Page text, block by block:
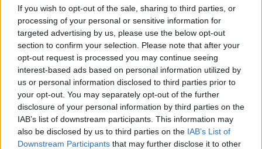
If you wish to opt-out of the sale, sharing to third parties, or
processing of your personal or sensitive information for
targeted advertising by us, please use the below opt-out
section to confirm your selection. Please note that after your
opt-out request is processed you may continue seeing
interest-based ads based on personal information utilized by
us or personal information disclosed to third parties prior to
your opt-out. You may separately opt-out of the further
disclosure of your personal information by third parties on the
IAB’s list of downstream participants. This information may
also be disclosed by us to third parties on the IAB’s List of
Downstream Participants that may further disclose it to other
κ. Τιμόθεου το διήμερο 8 & 9 Αυγούστου
7 Αυγούστου 2026, 15:07
Άνοιξε η πρόσκληση από την Περιφέρεια
Θεσσαλίας προς το Δήμο Παλαμά για
πρόδρομα έργα πριν την μετεγκατάσταση
της Μεταμόρφωσης
7 Αυγούστου 2026, 15:02
Στο ΠΠΑ Θεσσαλίας η προμήθεια και
τοποθέτηση νέας κερκίδας στο γήπεδο
Μασχολουρίου